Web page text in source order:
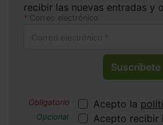
recibir las nuevas entradas y
Correo electrónico
Suscríbete
Acepto la
Acepto recibir